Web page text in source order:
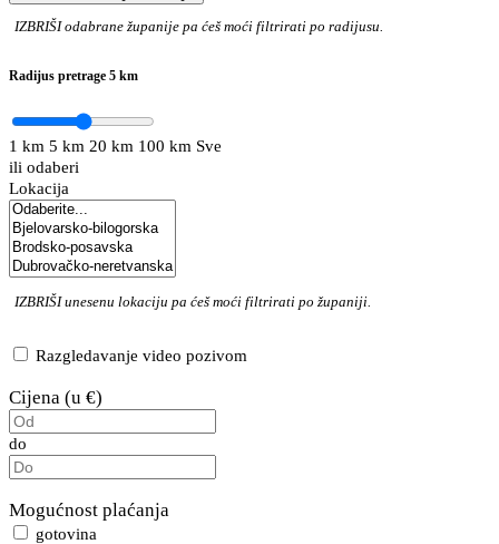
IZBRIŠIodabrane županije pa ćeš moći filtrirati po radijusu.
Radijus pretrage 5 km
1 km 5 km 20 km 100 km Sve
ili odaberi
Lokacija
IZBRIŠIunesenu lokaciju pa ćeš moći filtrirati po županiji.
Razgledavanje video pozivom
Cijena (u €)
do
Mogućnost plaćanja
gotovina